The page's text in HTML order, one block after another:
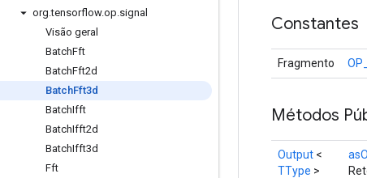
org.tensorflow.op.signal
Visão geral
BatchFft
BatchFft2d
BatchFft3d
BatchIfft
BatchIfft2d
BatchIfft3d
Fft
Constantes
Fragmento
Métodos
Output <
TType >